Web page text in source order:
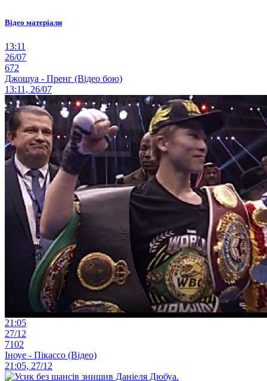
Відео матеріали
13:11
26/07
672
Джошуа - Пренг (Відео бою)
13:11, 26/07
21:05
27/12
7102
Іноуе - Пікассо (Відео)
21:05, 27/12